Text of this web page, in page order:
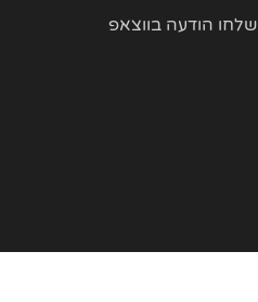
שלחו הודעה בווצאפ